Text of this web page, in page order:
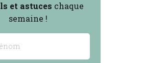
et astuces chaque
semaine !